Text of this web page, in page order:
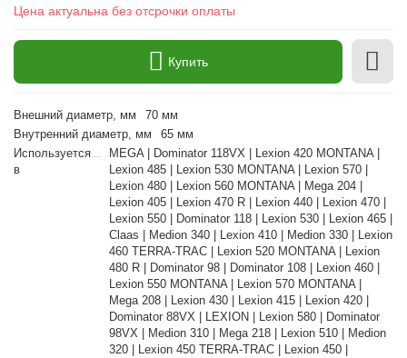
Цена актуальна без отсрочки оплаты
Купить
Внешний диаметр, мм
70 мм
Внутренний диаметр, мм
65 мм
Используется
в
MEGA | Dominator 118VX | Lexion 420 MONTANA |
Lexion 485 | Lexion 530 MONTANA | Lexion 570 |
Lexion 480 | Lexion 560 MONTANA | Mega 204 |
Lexion 405 | Lexion 470 R | Lexion 440 | Lexion 470 |
Lexion 550 | Dominator 118 | Lexion 530 | Lexion 465 |
Claas | Medion 340 | Lexion 410 | Medion 330 | Lexion
460 TERRA-TRAC | Lexion 520 MONTANA | Lexion
480 R | Dominator 98 | Dominator 108 | Lexion 460 |
Lexion 550 MONTANA | Lexion 570 MONTANA |
Mega 208 | Lexion 430 | Lexion 415 | Lexion 420 |
Dominator 88VX | LEXION | Lexion 580 | Dominator
98VX | Medion 310 | Mega 218 | Lexion 510 | Medion
320 | Lexion 450 TERRA-TRAC | Lexion 450 |